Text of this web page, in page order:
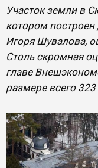
Участок земли в
котором
Игоря Шувалова,
Столь скромная
главе
размере всего 323